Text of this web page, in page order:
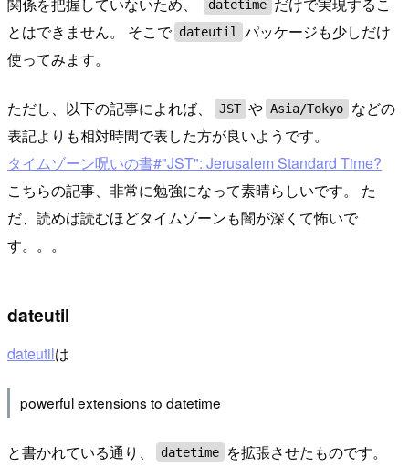
datetime
とはできません。 そこで dateutil
パッケージも少しだけ
使ってみます。
ただし、以下の記事によれば、 JST や Asia/Tokyo
などの
表記よりも相対時間で表した方が良いようです。
タイムゾーン呪いの書#"JST": Jerusalem Standard Time?
こちらの記事、非常に勉強になって素晴らしいです。 た
だ、読めば読むほどタイムゾーンも闇が深くて怖いで
す。。。
dateutil
dateutilは
powerful extensions to datetime
と書かれている通り、 datetime
を拡張させたものです。